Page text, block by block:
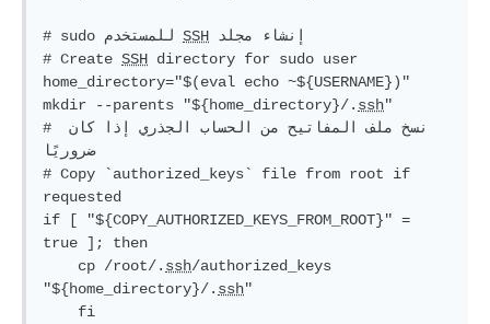
SSH
# Create SSH directory for sudo user
home_directory="$(eval echo ~${USERNAME}) "
mkdir --parents
"${home_directory}/. ssh"
# نسخ ملف المفاتيح من الحساب الجذري إذا كان
ضروريًا
# Copy `authorized_keys` file from root if
requested
if [ "${COPY_AUTHORIZED_KEYS_FROM_ROOT}"
true ]; then
    cp /root/.
ssh
"${home_directory}/. ssh"
fi